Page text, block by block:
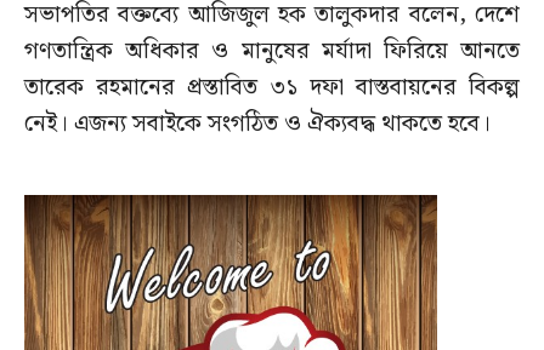
সভাপতির বক্তব্যে আজিজুল হক তালুকদার বলেন, দেশে
গণতান্ত্রিক অধিকার ও মানুষের মর্যাদা ফিরিয়ে আনতে
তারেক রহমানের প্রস্তাবিত ৩১ দফা বাস্তবায়নের বিকল্প
নেই। এজন্য সবাইকে সংগঠিত ও ঐক্যবদ্ধ থাকতে হবে।